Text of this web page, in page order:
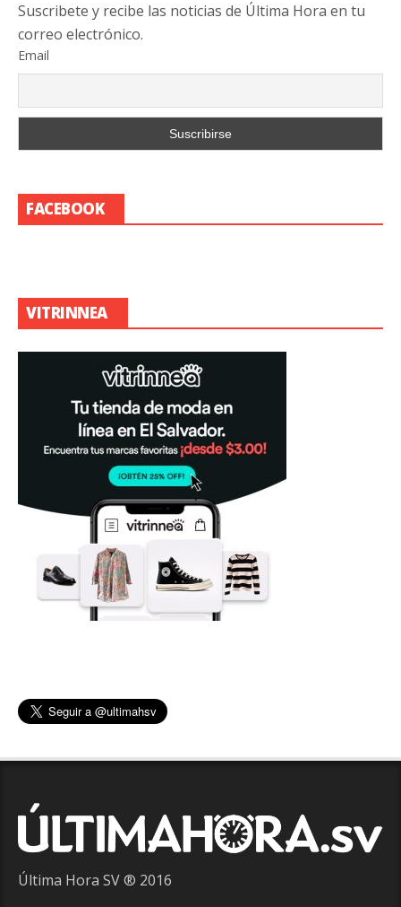
Suscribete y recibe las noticias de Última Hora en tu
correo electrónico.
Email
FACEBOOK
VITRINNEA
Última Hora SV ® 2016